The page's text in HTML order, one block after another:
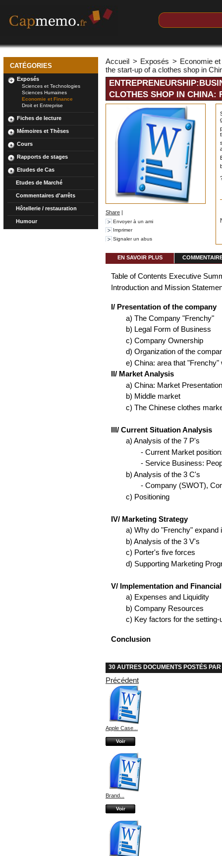
CATÉGORIES
Exposés
Sciences et Technologies
Sciences Humaines
Economie et Finance
Droit et Entreprise
Fiches de lecture
Mémoires et Thèses
Cours
Rapports de stages
Etudes de Cas
Etudes de Marché
Commentaires d'arrêts
Hôtellerie / restauration
Humour
Accueil > Exposés > Economie
the start-up of a clothes shop in
CLOTHES SHOP IN CHINA:
Share |
Envoyer à un ami
Imprimer
Signaler un abus
EN SAVOIR PLUS
Table of Contents Executive
Introduction and Mission
I/ Presentation of the company
a) The Company "Frenchy"
b) Legal Form of Business
c) Company Ownership
d) Organization of the
e) China: area that "Frenchy"
II/ Market Analysis
a) China: Market Presentation
b) Middle market
c) The Chinese clothes
III/ Current Situation Analysis
a) Analysis of the 7 P's
- Current Market
- Service Business:
b) Analysis of the 3 C's
- Company (SWOT),
c) Positioning
IV/ Marketing Strategy
a) Why do "Frenchy" expand
b) Analysis of the 3 V's
c) Porter's five forces
d) Supporting Marketing
V/ Implementation and
a) Expenses and Liquidity
b) Company Resources
c) Key factors for the setting-
Conclusion
30 AUTRES DOCUMENTS POSTÉS
Précédent
Apple Case...
Voir
Brand...
Voir